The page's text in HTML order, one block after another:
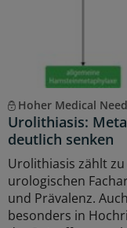
Hoher Medical Need
Urolithiasis:
deutlich senken
Urolithiasis zählt
urologischen
und Prävalenz.
besonders in